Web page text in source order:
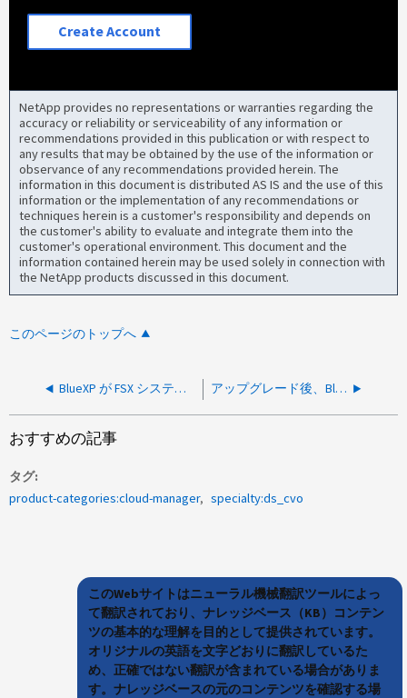
Create Account
NetApp provides no representations or warranties regarding the
accuracy or reliability or serviceability of any information or
recommendations provided in this publication or with respect to
any results that may be obtained by the use of the information or
observance of any recommendations provided herein. The
information in this document is distributed AS IS and the use of this
information or the implementation of any recommendations or
techniques herein is a customer's responsibility and depends on
the customer's ability to evaluate and integrate them into the
customer's operational environment. This document and the
information contained herein may be used solely in connection with
the NetApp products discussed in this document.
このページのトップへ
BlueXP が FSX システムを管理しようとした際にエラーメッセージが表示される アップグレード後、BlueXPが正常に動作しない
おすすめの記事
タグ
product-categories:cloud-manager
specialty:ds_cvo
このWebサイトはニューラル機械翻訳ツールによっ
て翻訳されており、ナレッジベース（KB）コンテン
ツの基本的な理解を目的として提供されています。
オリジナルの英語を文字どおりに翻訳しているた
め、正確ではない翻訳が含まれている場合がありま
す。ナレッジベースの元のコンテンツを確認する場